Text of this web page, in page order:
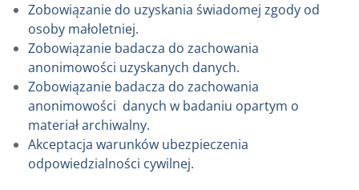
Zobowiązanie do uzyskania świadomej zgody od
osoby małoletniej.
Zobowiązanie badacza do zachowania
anonimowości uzyskanych danych.
Zobowiązanie badacza do zachowania
anonimowości danych w badaniu opartym o
materiał archiwalny.
Akceptacja warunków ubezpieczenia
odpowiedzialności cywilnej.